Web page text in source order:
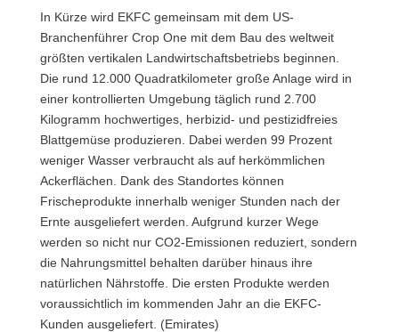
In Kürze wird EKFC gemeinsam mit dem US-
Branchenführer Crop One mit dem Bau des weltweit
größten vertikalen Landwirtschaftsbetriebs beginnen.
Die rund 12.000 Quadratkilometer große Anlage wird in
einer kontrollierten Umgebung täglich rund 2.700
Kilogramm hochwertiges, herbizid- und pestizidfreies
Blattgemüse produzieren. Dabei werden 99 Prozent
weniger Wasser verbraucht als auf herkömmlichen
Ackerflächen. Dank des Standortes können
Frischeprodukte innerhalb weniger Stunden nach der
Ernte ausgeliefert werden. Aufgrund kurzer Wege
werden so nicht nur CO2-Emissionen reduziert, sondern
die Nahrungsmittel behalten darüber hinaus ihre
natürlichen Nährstoffe. Die ersten Produkte werden
voraussichtlich im kommenden Jahr an die EKFC-
Kunden ausgeliefert. (Emirates)